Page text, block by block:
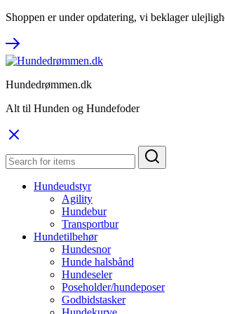
Shoppen er under opdatering, vi beklager
Hundedrømmen.dk
Alt til Hunden og Hundefoder
Hundeudstyr
Agility
Hundebur
Transportbur
Hundetilbehør
Hundesnor
Hunde halsbånd
Hundeseler
Poseholder/hundeposer
Godbidstasker